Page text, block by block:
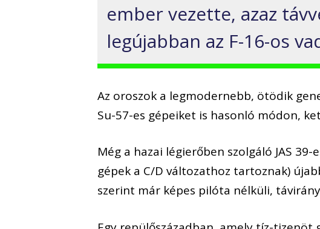
ember vezette, azaz
legújabban az F-16-os
Az oroszok a legmodernebb, ötödik
Su-57-es gépeiket is hasonló módon,
Még a hazai légierőben szolgáló JAS
gépek a C/D változathoz tartoznak)
szerint már képes pilóta nélküli,